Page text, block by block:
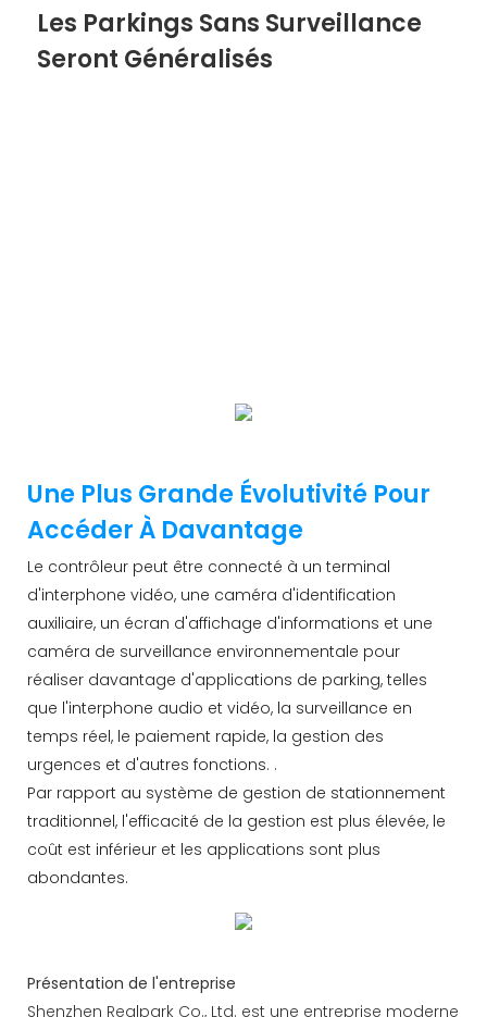
Les Parkings Sans Surveillance
Seront Généralisés
Une Plus Grande Évolutivité Pour
Accéder À Davantage
Le contrôleur peut être connecté à un terminal
d'interphone vidéo, une caméra d'identification
auxiliaire, un écran d'affichage d'informations et une
caméra de surveillance environnementale pour
réaliser davantage d'applications de parking, telles
que l'interphone audio et vidéo, la surveillance en
temps réel, le paiement rapide, la gestion des
urgences et d'autres fonctions. .
Par rapport au système de gestion de stationnement
traditionnel, l'efficacité de la gestion est plus élevée, le
coût est inférieur et les applications sont plus
abondantes.
Présentation de l'entreprise
Shenzhen Realpark Co., Ltd. est une entreprise moderne